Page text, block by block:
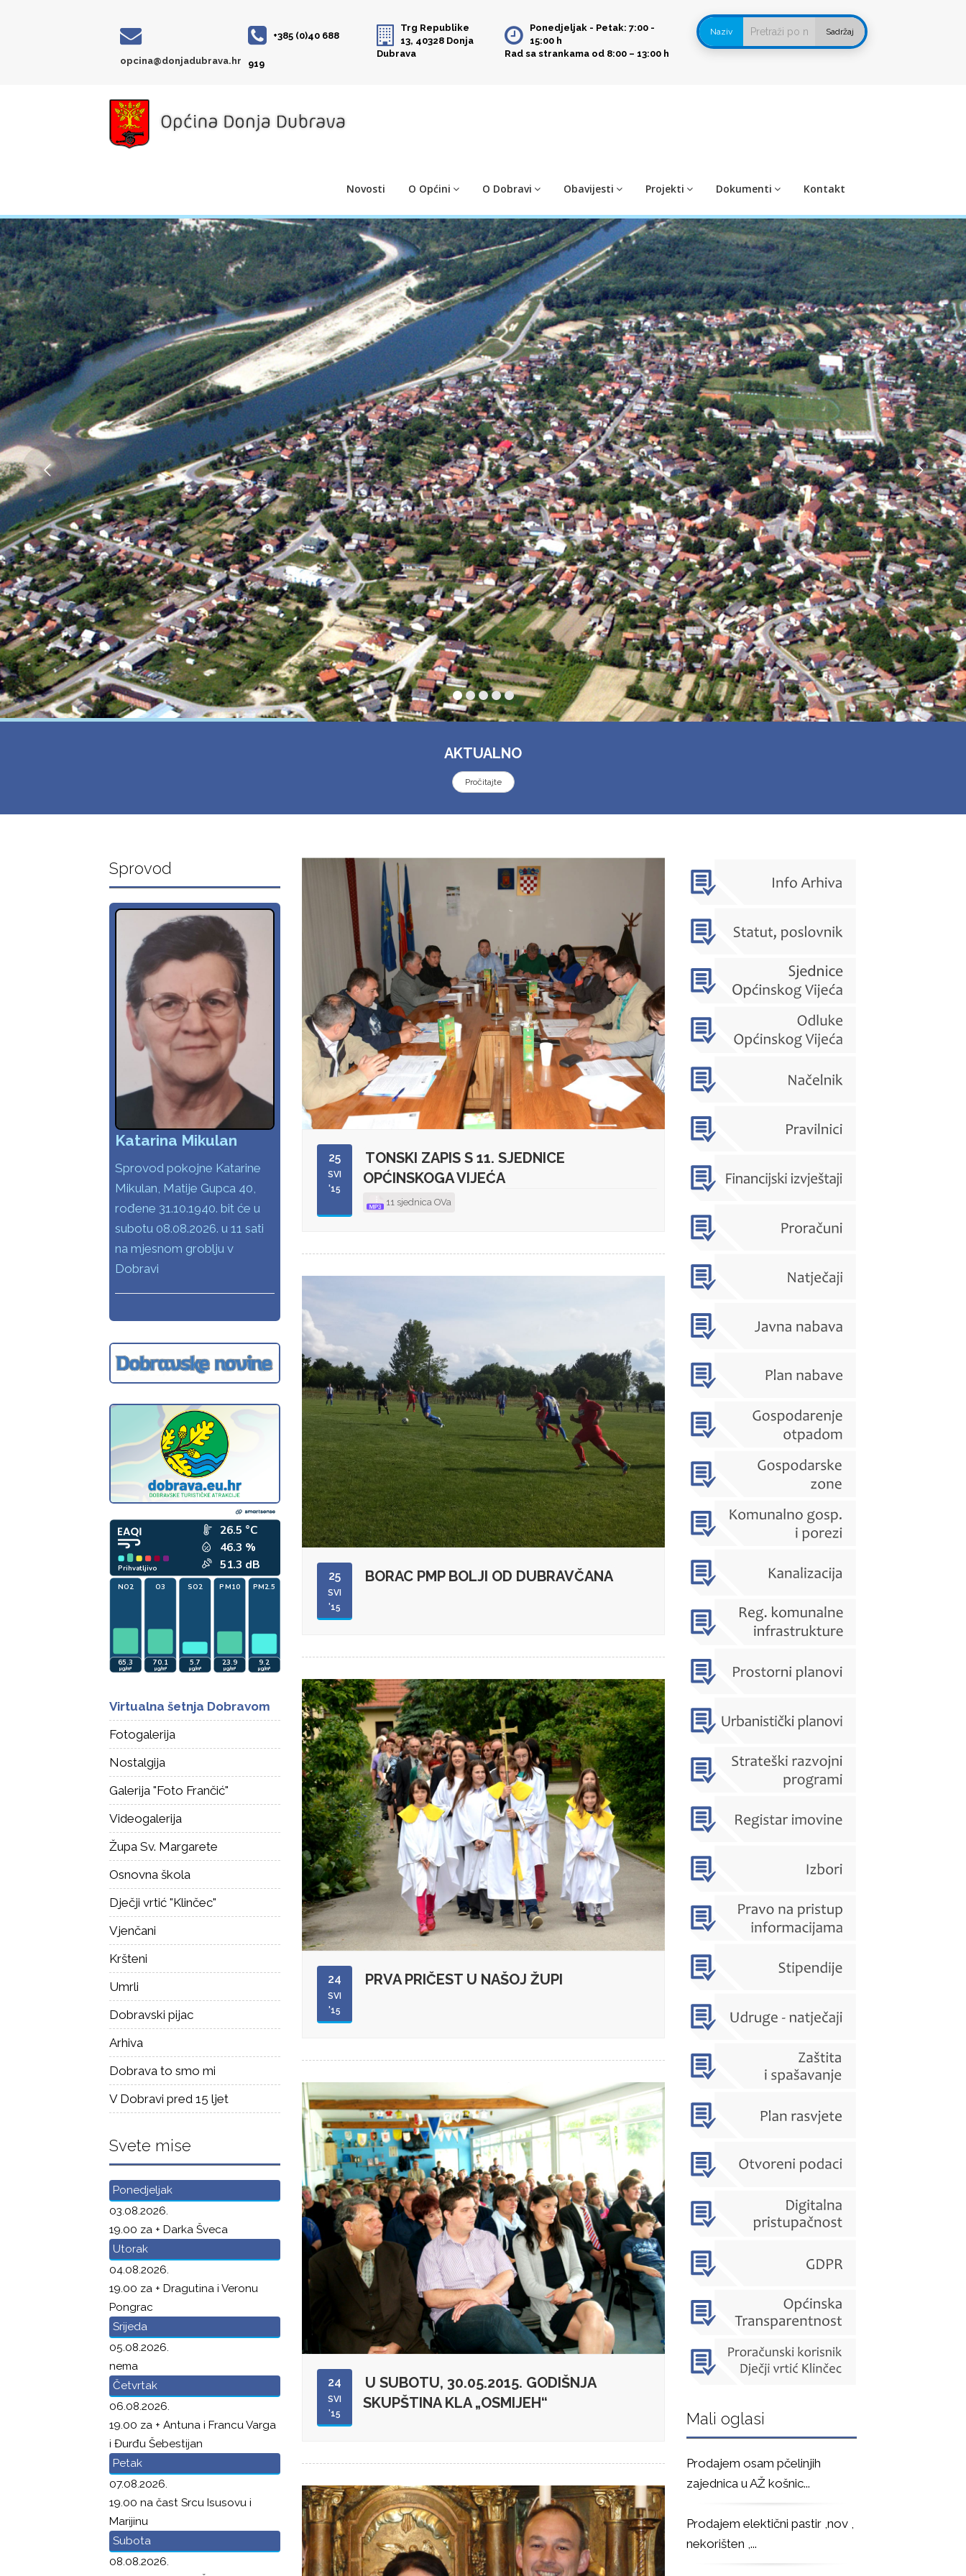
opcina@donjadubrava.hr
+385 (0)40 688
919
Trg Republike
13, 40328 Donja
Dubrava
Ponedjeljak - Petak: 7:00 -
15:00 h
Rad sa strankama od 8:00 – 13:00 h
Naziv Sadržaj
Novosti O Općini O Dobravi Obavijesti Projekti Dokumenti Kontakt
AKTUALNO
Pročitajte
Sprovod
Katarina Mikulan
Sprovod pokojne Katarine
Mikulan, Matije Gupca 40,
rođene 31.10.1940. bit će u
subotu 08.08.2026. u 11 sati
na mjesnom groblju v
Dobravi
Virtualna šetnja Dobravom
Fotogalerija
Nostalgija
Galerija "Foto Frančić"
Videogalerija
Župa Sv. Margarete
Osnovna škola
Dječji vrtić "Klinčec"
Vjenčani
Kršteni
Umrli
Dobravski pijac
Arhiva
Dobrava to smo mi
V Dobravi pred 15 ljet
Svete mise
Ponedjeljak
03.08.2026.
19.00 za + Darka Šveca
Utorak
04.08.2026.
19.00 za + Dragutina i Veronu
Pongrac
Srijeda
05.08.2026.
nema
Četvrtak
06.08.2026.
19.00 za + Antuna i Francu Varga
i Đurđu Šebestijan
Petak
07.08.2026.
19.00 na čast Srcu Isusovu i
Marijinu
Subota
08.08.2026.
25
SVI
'15
TONSKI ZAPIS S 11. SJEDNICE
OPĆINSKOGA VIJEĆA
11 sjednica OVa
25
SVI
'15
BORAC PMP BOLJI OD DUBRAVČANA
24
SVI
'15
PRVA PRIČEST U NAŠOJ ŽUPI
24
SVI
'15
U SUBOTU, 30.05.2015. GODIŠNJA
SKUPŠTINA KLA „OSMIJEH“
Mali oglasi
Prodajem osam pčelinjih
zajednica u AŽ košnic...
Prodajem elektični pastir ,nov ,
nekorišten , ...